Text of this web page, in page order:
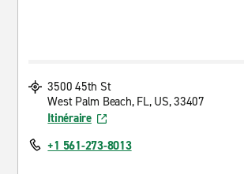
3500 45th St
West Palm Beach, FL, US, 33407
Itinéraire
+1 561-273-8013